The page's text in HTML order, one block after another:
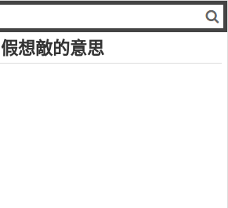
假想敵的意思